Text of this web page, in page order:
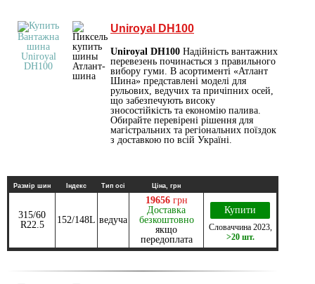
Uniroyal DH100
Uniroyal DH100 Надійність вантажних
перевезень починається з правильного
вибору гуми. В асортименті «Атлант
Шина» представлені моделі для
рульових, ведучих та причіпних осей,
що забезпечують високу
зносостійкість та економію палива.
Обирайте перевірені рішення для
магістральних та регіональних поїздок
з доставкою по всій Україні.
Размір шин Індекс Тип осі Ціна, грн
315/60
R22.5
152/148L ведуча
19656 грн
Доставка
безкоштовно
якщо
передоплата
Купити
Словаччина2023,
>20 шт.